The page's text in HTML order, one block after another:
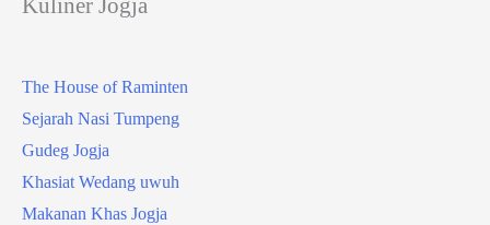
Kuliner Jogja
The House of Raminten
Sejarah Nasi Tumpeng
Gudeg Jogja
Khasiat Wedang uwuh
Makanan Khas Jogja